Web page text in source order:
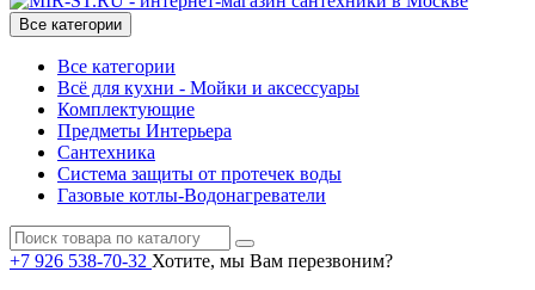
Все категории
Все категории
Всё для кухни - Мойки и аксессуары
Комплектующие
Предметы Интерьера
Сантехника
Система защиты от протечек воды
Газовые котлы-Водонагреватели
+7 926 538-70-32 Хотите, мы Вам перезвоним?